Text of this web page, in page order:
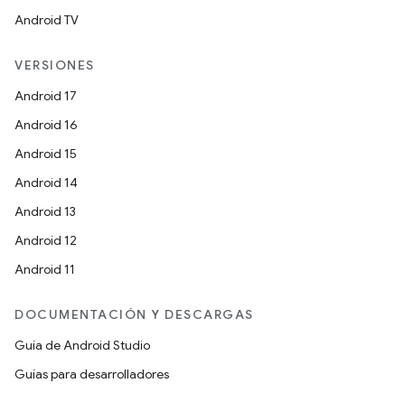
Android TV
VERSIONES
Android 17
Android 16
Android 15
Android 14
Android 13
Android 12
Android 11
DOCUMENTACIÓN Y DESCARGAS
Guía de Android Studio
Guías para desarrolladores